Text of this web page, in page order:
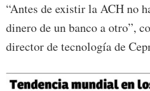
“Antes de existir la ACH no
dinero de un banco a otro”,
director de tecnología de